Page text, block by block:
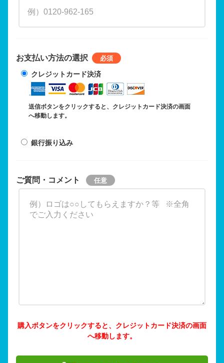
お支払い方法の選択
クレジットカード決済
送信ボタンをクリックすると、クレジットカード決済の画面
へ移動します。
銀行振り込み
ご質問・コメント
購入ボタンをクリックすると、クレジットカード決済の画面
へ移動します。